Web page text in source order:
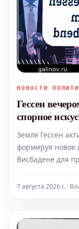
НОВОСТИ
Гессен
спорное
Земля Гессен
формируя новое
Висбадене для
зафиксировано
7 августа 2026 г. ·